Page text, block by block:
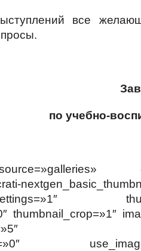
все
по учебно-
thumbnail_crop=»1″